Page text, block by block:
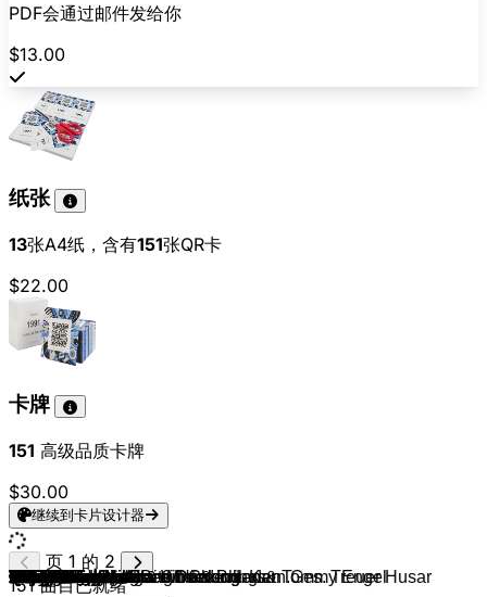
PDF会通过邮件发给你
$13.00
纸张
13张A4纸，含有151张QR卡
$22.00
卡牌
151 高级品质卡牌
$30.00
继续到卡片设计器
Querbeat
Querbeat
Querbeat
Cat Ballou
Kasalla
Miljö
Brings
Lupo
Brings
Kasalla
Hanak
Paveier
Paveier
Brings
Paveier
Kasalla
Höhner
Bläck Fööss
Räuber
Brings
The Piano Has Been Drinking
AnnenMayKantereit
Miljö
Querbeat
Querbeat
Querbeat
Räuber
Brings
Kasalla
Räuber
Höhner
Höhner
Räuber
Paveier
Miljö
Cat Ballou
Funky Marys
Miljö
Miljö
Bläck Fööss
Bläck Fööss
BAP
BAP
Bläck Fööss
Brings
Domstürmer
Cat Ballou
Höhner
Klüngelköpp
Brings
Querbeat
Brings
Miljö
Höhner
Querbeat
Klüngelköpp
Kasalla
Höhner
Höhner
Höhner
Höhner
Bläck Fööss
Höhner
Brings
Horst Muys
Brings
Zeltinger
BAP
Brings
Willi Ostermann
Bläck Fööss
Willy Millowitsch
Bläck Fööss
Bläck Fööss
Trude Herr, Wolfgang Niedecken & Tommy Engel
Querbeat, Lugatti & 9ine & Brings
BAP, Zeltinger & B. Winterschladen
Köster & Hocker
Bläck Fööss
Tommy Engel
Bläck Fööss
Bläck Fööss
Bläck Fööss
Bläck Fööss
Bläck Fööss
Willy Millowitsch u. ein Chor d. Karn.Ges. Treuer Husar
BAP
Kuhl un de Gäng
BAP
Marie-Luise Nikuta
Marie-Luise Nikuta
Marie-Luise Nikuta
The Piano Has Been Drinking
Bläck Fööss
Bläck Fööss
Bläck Fööss
Miljö
BAP
Bläck Fööss
Bläck Fööss
页 1 的 2
151曲目已就绪